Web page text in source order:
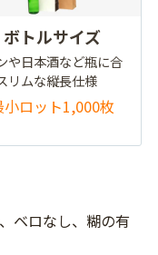
ボトルサイズ
や日本酒など瓶に合
リムな縦長仕様
小ロット1,000枚
ベロなし、糊の有